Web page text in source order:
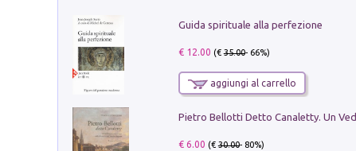
Guida spirituale alla perfezione
€ 12.00 (€35.00- 66%)
aggiungi al carrello
€ 6.00 (€30.00- 80%)